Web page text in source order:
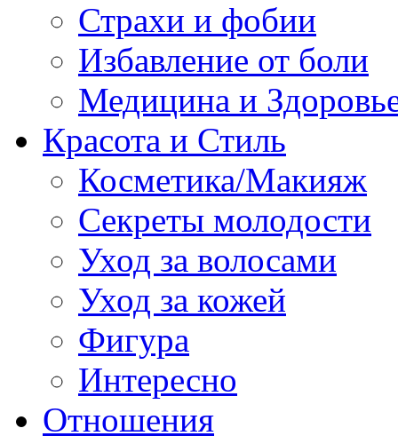
Страхи и фобии
Избавление от боли
Медицина и
Красота и Стиль
Косметика/Макияж
Секреты молодости
Уход за волосами
Уход за кожей
Фигура
Интересно
Отношения